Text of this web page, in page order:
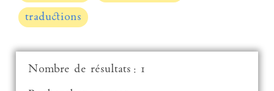
traductions
Nombre de résultats : 1